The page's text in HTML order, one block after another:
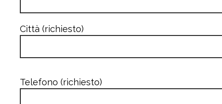
Città (richiesto)
Telefono (richiesto)